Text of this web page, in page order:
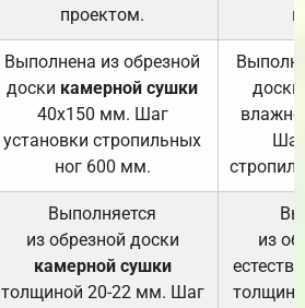
проектом.
Выполнена из обрезной
доски камерной сушки
40х150 мм. Шаг
установки стропильных
ног 600 мм.
доски
Выполняется
из обрезной доски
камерной сушки
толщиной 20-22 мм. Шаг
из